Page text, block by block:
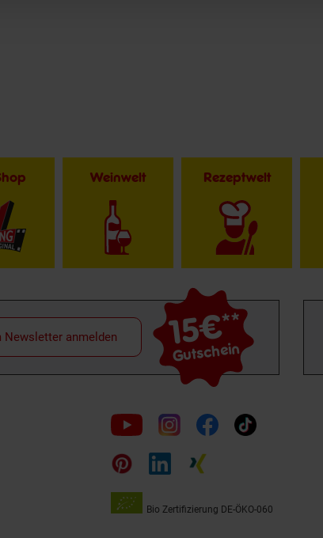
Weinwelt Rezeptwelt
15€**
Gutschein
Newsletter anmelden
Folge
uns
auf
Bio Zertifizierung DE-ÖKO-060